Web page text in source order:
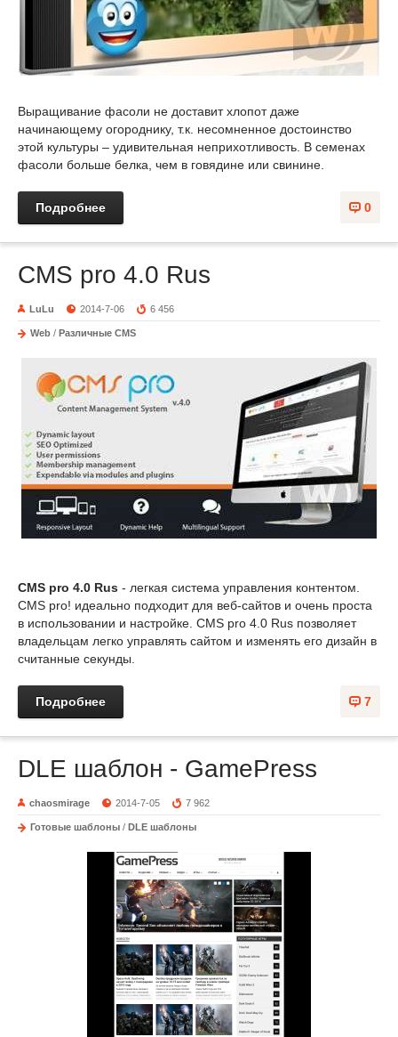
Выращивание фасоли не доставит хлопот даже
начинающему огороднику, т.к. несомненное достоинство
этой культуры – удивительная неприхотливость. В семенах
фасоли больше белка, чем в говядине или свинине.
0
Подробнее
CMS pro 4.0 Rus
LuLu 2014-7-06 6 456
Web / Различные CMS
CMS pro 4.0 Rus - легкая система управления контентом.
CMS pro! идеально подходит для веб-сайтов и очень проста
в использовании и настройке. CMS pro 4.0 Rus позволяет
владельцам легко управлять сайтом и изменять его дизайн в
считанные секунды.
7
Подробнее
DLE шаблон - GamePress
chaosmirage 2014-7-05 7 962
Готовые шаблоны / DLE шаблоны